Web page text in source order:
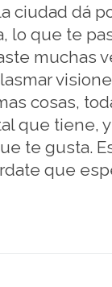
ciudad dá
lo que te
muchas
cosas,
que tiene,
te gusta.
que